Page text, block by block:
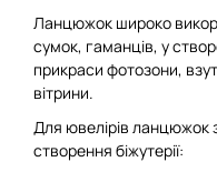
Ланцюжок широко
сумок, гаманців, у
прикраси фотозони,
вітрини.
Для ювелірів ланцюжок
створення біжутерії: